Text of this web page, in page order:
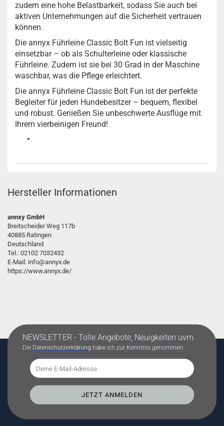
zudem eine hohe Belastbarkeit, sodass Sie auch bei
aktiven Unternehmungen auf die Sicherheit vertrauen
können.
Die annyx Führleine Classic Bolt Fun ist vielseitig
einsetzbar – ob als Schulterleine oder klassische
Führleine. Zudem ist sie bei 30 Grad in der Maschine
waschbar, was die Pflege erleichtert.
Die annyx Führleine Classic Bolt Fun ist der perfekte
Begleiter für jeden Hundebesitzer – bequem, flexibel
und robust. Genießen Sie unbeschwerte Ausflüge mit
Ihrem vierbeinigen Freund!
Hersteller Informationen
annxy GmbH
Breitscheider Weg 117b
40885 Ratingen
Deutschland
Tel.: 02102 7032432
E-Mail: info@annyx.de
https://www.annyx.de/
NEWSLETTER - Tolle Angebote, Neuigkeiten uvm.
Die Datenschutzerklärung habe ich zur Kenntnis genommen.